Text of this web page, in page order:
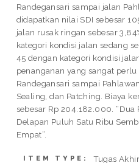
Randegansari sampai jalan
didapatkan nilai SDI sebesar
jalan rusak ringan sebesar
kategori kondisi jalan sedang
45 dengan kategori kondisi
penanganan yang sangat
Randegansari sampai
Sealing, dan Patching. Biaya
sebesar Rp 204.182.000. “Dua
Delapan Puluh Satu Ribu
Empat”.
ITEM TYPE: Tugas